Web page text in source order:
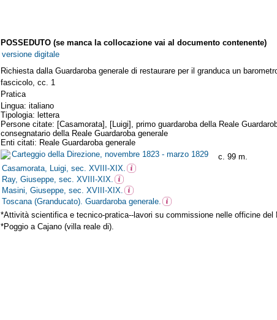
POSSEDUTO (se manca la collocazione vai al documento contenente)
versione digitale
Richiesta dalla Guardaroba generale di restaurare per il granduca un
fascicolo, cc. 1
Pratica
Lingua: italiano
Tipologia: lettera
Persone citate: [Casamorata], [Luigi], primo guardaroba della Reale
consegnatario della Reale Guardaroba generale
Enti citati: Reale Guardaroba generale
Carteggio della Direzione, novembre 1823 - marzo 1829
c. 99 m.
Casamorata, Luigi, sec. XVIII-XIX.
Ray, Giuseppe, sec. XVIII-XIX.
Masini, Giuseppe, sec. XVIII-XIX.
Toscana (Granducato). Guardaroba generale.
*Attività scientifica e tecnico-pratica--lavori su commissione nelle officine del
*Poggio a Cajano (villa reale di).